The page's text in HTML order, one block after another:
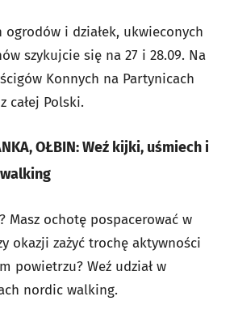
ogrodów i działek, ukwieconych
szykujcie się na 27 i 28.09. Na
Konnych na Partynicach
całej Polski.
OŁBIN: Weź kijki, uśmiech i
Masz ochotę pospacerować w
okazji zażyć trochę aktywności
powietrzu? Weź udział w
nordic walking.